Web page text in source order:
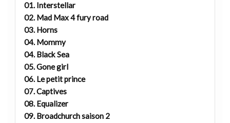
01. Interstellar
02. Mad Max 4 fury road
03. Horns
04. Mommy
04. Black Sea
05. Gone girl
06. Le petit prince
07. Captives
08. Equalizer
09. Broadchurch saison 2